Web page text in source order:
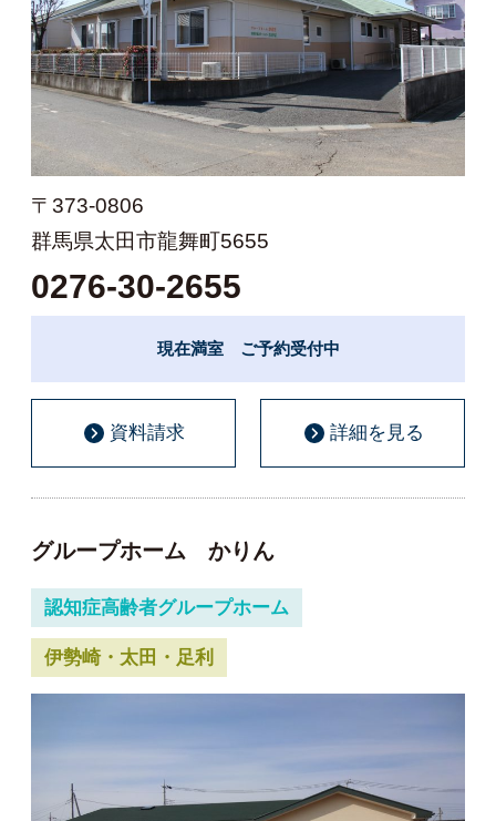
〒373-0806
群馬県太田市龍舞町5655
0276-30-2655
現在満室 ご予約受付中
資料請求 詳細を見る
グループホーム かりん
認知症高齢者グループホーム
伊勢崎・太田・足利